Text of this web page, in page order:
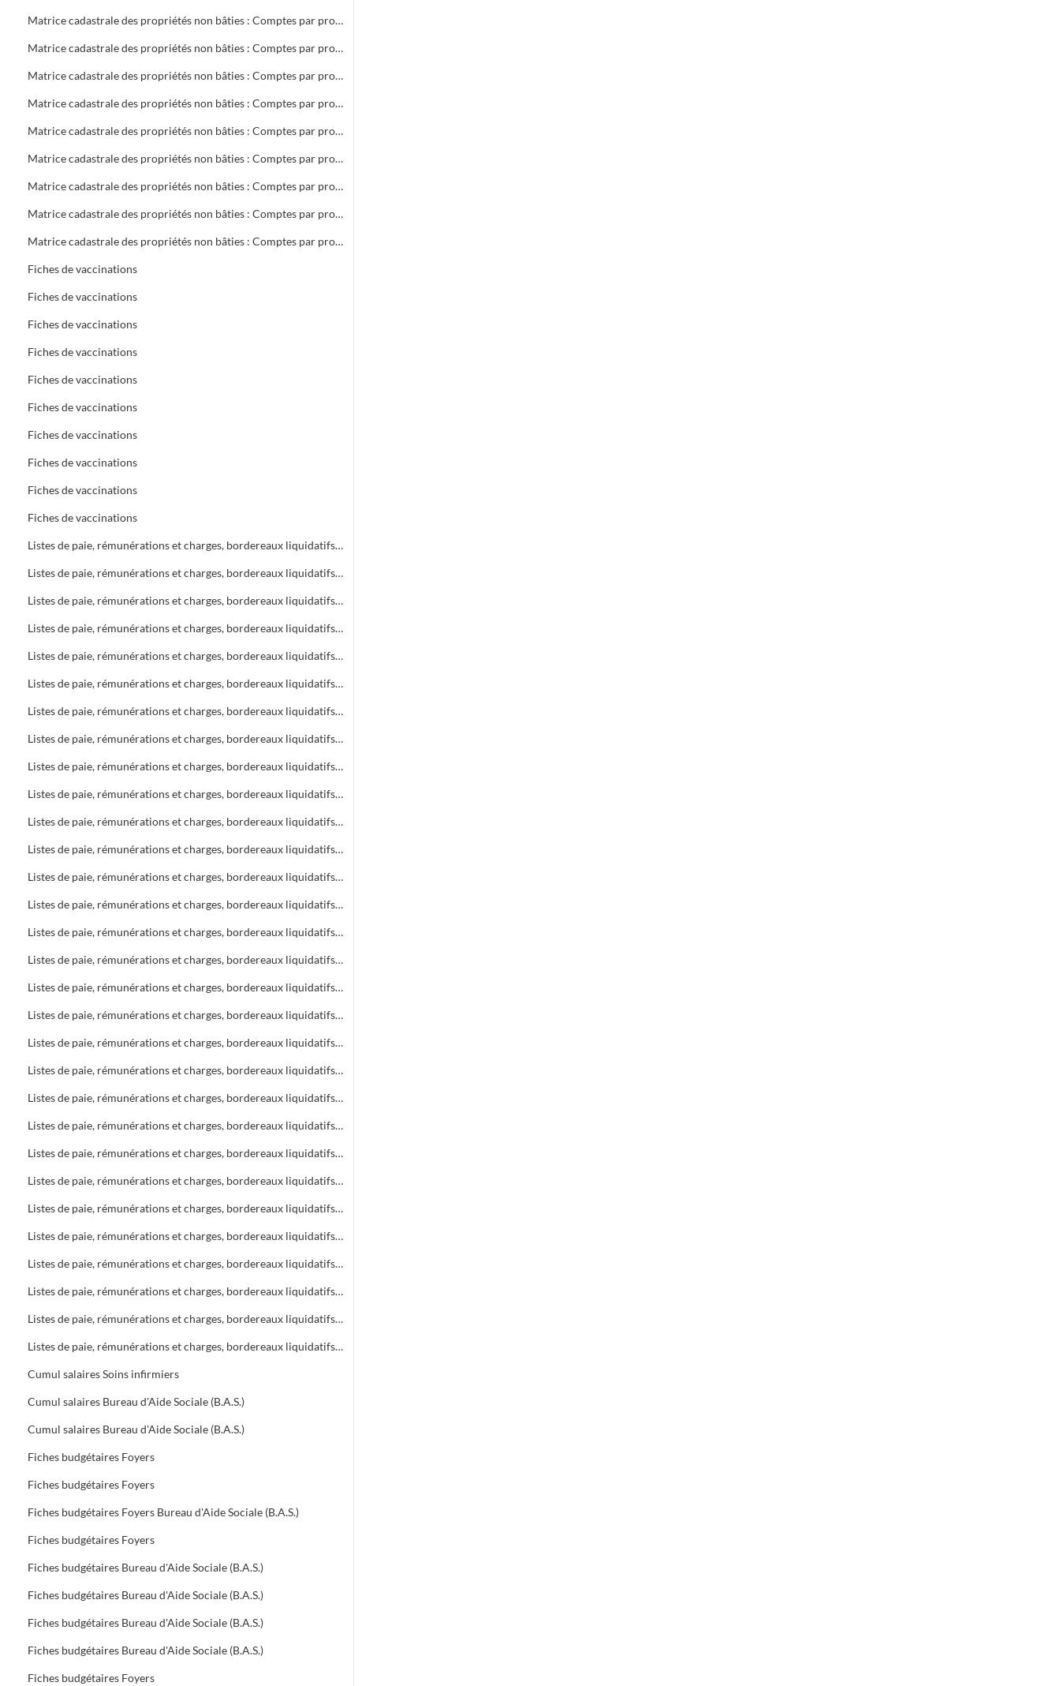
Matrice cadastrale des propriétés non bâties : Comptes par propriétaire : BOU à CHAP
Matrice cadastrale des propriétés non bâties : Comptes par propriétaire : CHAR à DOV
Matrice cadastrale des propriétés non bâties : Comptes par propriétaire : DR à GA
Matrice cadastrale des propriétés non bâties : Comptes par propriétaire : GEB à K
Matrice cadastrale des propriétés non bâties : Comptes par propriétaire : LA à MAZ
Matrice cadastrale des propriétés non bâties : Comptes par propriétaire : ME à PH
Matrice cadastrale des propriétés non bâties : Comptes par propriétaire : PIA à ROUG
Matrice cadastrale des propriétés non bâties : Comptes par propriétaire : ROVI à S
Matrice cadastrale des propriétés non bâties : Comptes par propriétaire : T à Z
Fiches de vaccinations
Fiches de vaccinations
Fiches de vaccinations
Fiches de vaccinations
Fiches de vaccinations
Fiches de vaccinations
Fiches de vaccinations
Fiches de vaccinations
Fiches de vaccinations
Fiches de vaccinations
Listes de paie, rémunérations et charges, bordereaux liquidatifs Bureau d'Aide Sociale (B.A.S.)
Listes de paie, rémunérations et charges, bordereaux liquidatifs Bureau d'Aide Sociale (B.A.S.)
Listes de paie, rémunérations et charges, bordereaux liquidatifs Bureau d'Aide Sociale (B.A.S.)
Listes de paie, rémunérations et charges, bordereaux liquidatifs Bureau d'Aide Sociale (B.A.S.)
Listes de paie, rémunérations et charges, bordereaux liquidatifs Bureau d'Aide Sociale (B.A.S.)
Listes de paie, rémunérations et charges, bordereaux liquidatifs Bureau d'Aide Sociale (B.A.S.)
Listes de paie, rémunérations et charges, bordereaux liquidatifs Foyers
Listes de paie, rémunérations et charges, bordereaux liquidatifs Bureau d'Aide Sociale (B.A.S.)
Listes de paie, rémunérations et charges, bordereaux liquidatifs Bureau d'Aide Sociale (B.A.S.) - Foyers
Listes de paie, rémunérations et charges, bordereaux liquidatifs Foyers
Listes de paie, rémunérations et charges, bordereaux liquidatifs Soins infirmiers
Listes de paie, rémunérations et charges, bordereaux liquidatifs Soins infirmiers
Listes de paie, rémunérations et charges, bordereaux liquidatifs Bureau d'Aide Sociale (B.A.S.)
Listes de paie, rémunérations et charges, bordereaux liquidatifs Soins infirmiers, C.A.M.S.P.
Listes de paie, rémunérations et charges, bordereaux liquidatifs Foyers
Listes de paie, rémunérations et charges, bordereaux liquidatifs Bureau d'Aide Sociale (B.A.S.)
Listes de paie, rémunérations et charges, bordereaux liquidatifs Soins infirmiers, C.A.M.S.P.
Listes de paie, rémunérations et charges, bordereaux liquidatifs Foyers
Listes de paie, rémunérations et charges, bordereaux liquidatifs Soins infirmiers
Listes de paie, rémunérations et charges, bordereaux liquidatifs C.A.M.S.P.
Listes de paie, rémunérations et charges, bordereaux liquidatifs Bureau d'Aide Sociale (B.A.S.)
Listes de paie, rémunérations et charges, bordereaux liquidatifs Foyers
Listes de paie, rémunérations et charges, bordereaux liquidatifs Bureau d'Aide Sociale (B.A.S.)
Listes de paie, rémunérations et charges, bordereaux liquidatifs C.A.M.S.P.
Listes de paie, rémunérations et charges, bordereaux liquidatifs Soins infirmiers
Listes de paie, rémunérations et charges, bordereaux liquidatifs Bureau d'Aide Sociale (B.A.S.)
Listes de paie, rémunérations et charges, bordereaux liquidatifs C.A.M.S.P.
Listes de paie, rémunérations et charges, bordereaux liquidatifs Soins infirmiers
Listes de paie, rémunérations et charges, bordereaux liquidatifs Bureau d'Aide Sociale (B.A.S.)
Listes de paie, rémunérations et charges, bordereaux liquidatifs Foyers
Cumul salaires Soins infirmiers
Cumul salaires Bureau d'Aide Sociale (B.A.S.)
Cumul salaires Bureau d'Aide Sociale (B.A.S.)
Fiches budgétaires Foyers
Fiches budgétaires Foyers
Fiches budgétaires Foyers Bureau d'Aide Sociale (B.A.S.)
Fiches budgétaires Foyers
Fiches budgétaires Bureau d'Aide Sociale (B.A.S.)
Fiches budgétaires Bureau d'Aide Sociale (B.A.S.)
Fiches budgétaires Bureau d'Aide Sociale (B.A.S.)
Fiches budgétaires Bureau d'Aide Sociale (B.A.S.)
Fiches budgétaires Foyers